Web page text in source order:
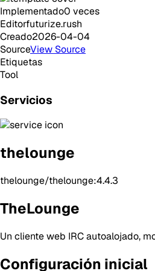
Implementado0 veces
Editorfuturize.rush
Creado2026-04-04
SourceView Source
Etiquetas
Tool
Servicios
thelounge
thelounge/thelounge:4.4.3
TheLounge
Un cliente web IRC autoalojado,
Configuración inicial